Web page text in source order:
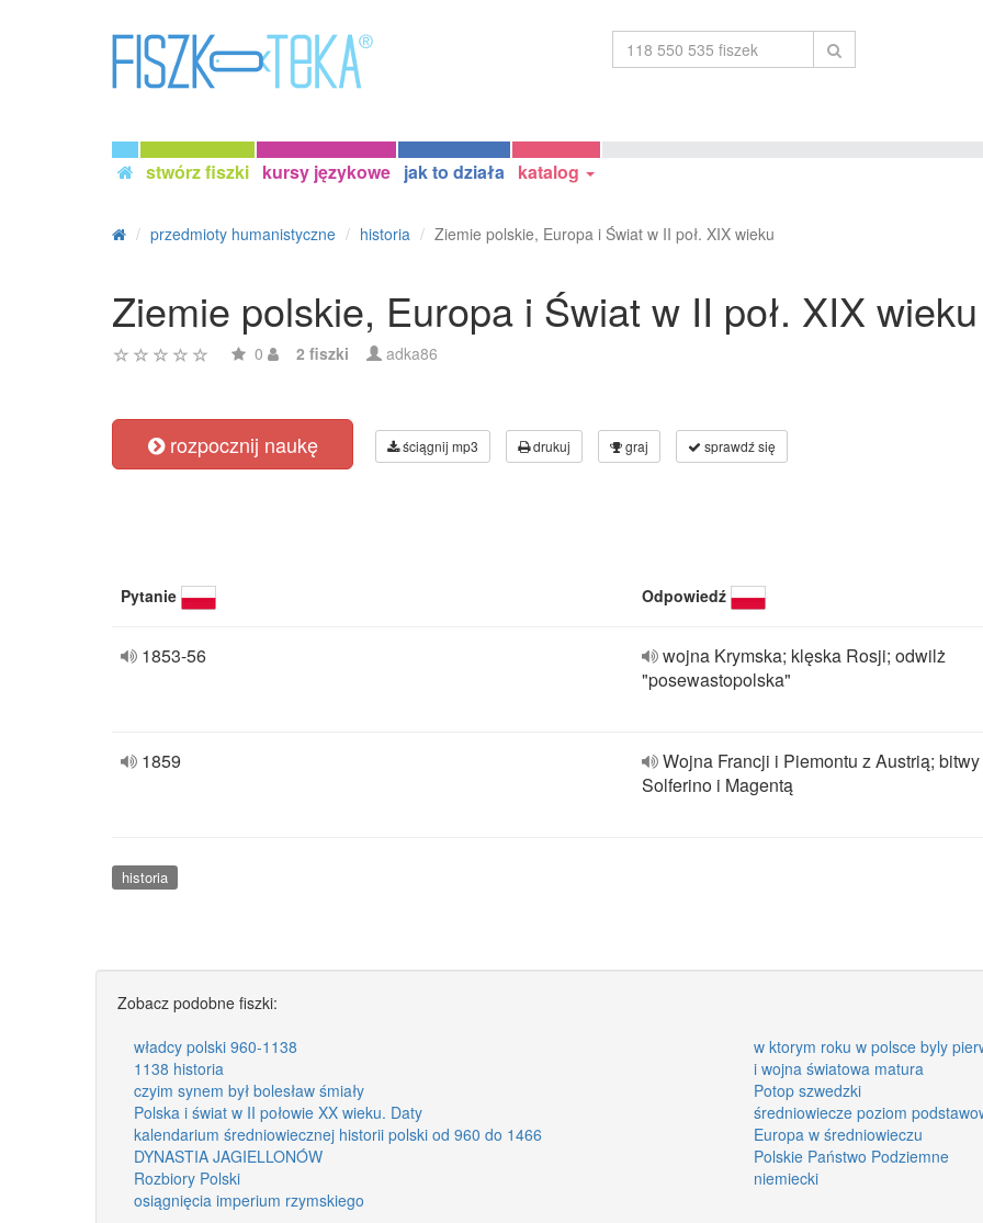
stwórz fiszki kursy językowe jak to działa katalog
przedmioty humanistyczne historia Ziemie polskie, Europa i Świat w II poł. XIX wieku
Ziemie polskie, Europa i Świat w II poł. XIX wieku
0 2 fiszki adka86
rozpocznij naukę ściągnij mp3 drukuj graj sprawdź się
Pytanie Odpowiedź
1853-56
wojna Krymska; klęska Rosji; odwilż
"posewastopolska"
1859
Wojna Francji i Piemontu z Austrią;
Solferino i Magentą
historia
Zobacz podobne fiszki:
władcy polski 960-1138
w ktorym roku w polsce byly
1138 historia
i wojna światowa matura
czyim synem był bolesław śmiały
Potop szwedzki
Polska i świat w II połowie XX wieku. Daty
średniowiecze poziom
kalendarium średniowiecznej historii polski od 960 do 1466
Europa w średniowieczu
DYNASTIA JAGIELLONÓW
Polskie Państwo Podziemne
Rozbiory Polski
niemiecki
osiągnięcia imperium rzymskiego